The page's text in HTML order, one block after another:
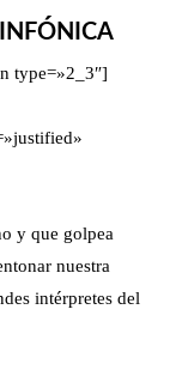
type=»2_3″]
y que golpea
nuestra
intérpretes del